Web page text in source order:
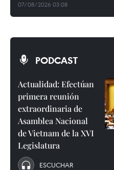
07/08/2026 03:08
PODCAST
Actualidad: Efectúan
primera reunión
extraordinaria de
Asamblea Nacional
de Vietnam de la XVI
Legislatura
ESCUCHAR